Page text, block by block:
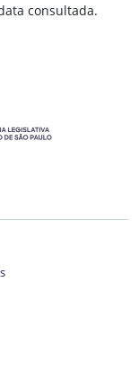
consultada.